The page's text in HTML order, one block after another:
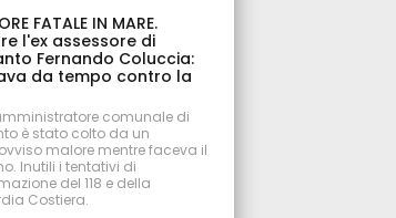
FATALE IN MARE.
l'ex assessore di
Fernando Coluccia:
da tempo contro la
comunale di
è stato colto da un
malore mentre faceva il
Inutili i tentativi di
del 118 e della
Costiera.